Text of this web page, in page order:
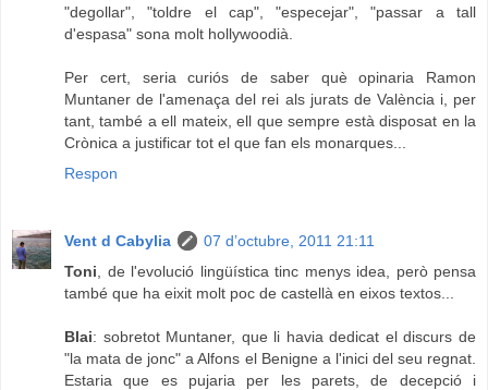
"degollar", "toldre el cap", "especejar", "passar a tall
d'espasa" sona molt hollywoodià.
Per cert, seria curiós de saber què opinaria Ramon
Muntaner de l'amenaça del rei als jurats de València i, per
tant, també a ell mateix, ell que sempre està disposat en la
Crònica a justificar tot el que fan els monarques...
Respon
Vent d Cabylia
07 d’octubre, 2011 21:11
Toni , de l'evolució lingüística tinc menys idea, però pensa
també que ha eixit molt poc de castellà en eixos textos...
Blai: sobretot Muntaner, que li havia dedicat el discurs de
"la mata de jonc" a Alfons el Benigne a l'inici del seu regnat.
Estaria que es pujaria per les parets, de decepció i